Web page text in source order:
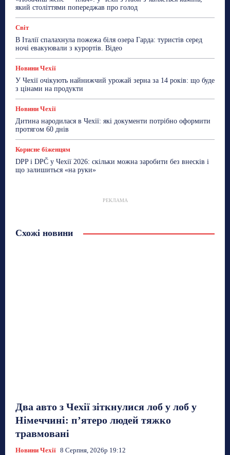
який століттями попереджав про голод
Світ
В Італії спалахнула пожежа біля озера Гарда: туристів серед
ночі евакуювали з курортів. Відео
Новини Чехії
У Чехії очікують найнижчий урожай зерна за 14 років: що буде
з цінами на продукти
Новини Чехії
Дитина народилася в Чехії: які документи потрібно оформити
протягом 60 днів
Корисне біженцям
DPP і DPČ у Чехії 2026: скільки можна заробити без внесків і
що залишиться «на руки»
РЕКЛАМА
Схожі новини
Два авто з Чехії зіткнулися лоб у лоб у
Німеччині: п’ятеро людей тяжко
травмовані
Новини Чехії 8 Серпня, 2026р 19:12